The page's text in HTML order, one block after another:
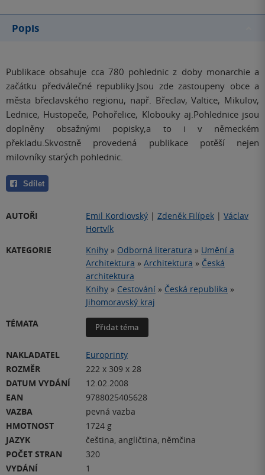
Popis
Publikace obsahuje cca 780 pohlednic z doby monarchie a
začátku předválečné republiky.Jsou zde zastoupeny obce a
města břeclavského regionu, např. Břeclav, Valtice, Mikulov,
Lednice, Hustopeče, Pohořelice, Klobouky aj.Pohlednice jsou
doplněny obsažnými popisky,a to i v německém
překladu.Skvostně provedená publikace potěší nejen
milovníky starých pohlednic.
Sdílet
AUTOŘI Emil Kordiovský | Zdeněk Filípek | Václav
Hortvík
KATEGORIE
Knihy » Odborná literatura » Umění a
Architektura » Architektura » Česká
architektura
Knihy » Cestování » Česká republika »
Jihomoravský kraj
TÉMATA
Přidat téma
NAKLADATEL
Europrinty
ROZMĚR
222 x 309 x 28
DATUM VYDÁNÍ
12.02.2008
EAN
9788025405628
VAZBA
pevná vazba
HMOTNOST
1724 g
JAZYK
čeština, angličtina, němčina
POČET STRAN
320
VYDÁNÍ
1